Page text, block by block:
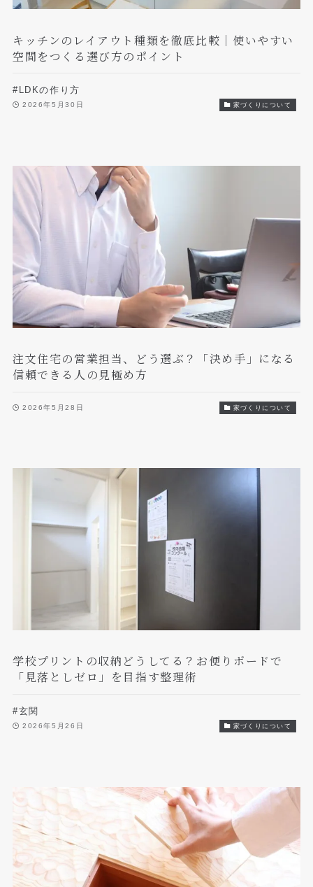
キッチンのレイアウト種類を徹底比較｜使いやすい
空間をつくる選び方のポイント
#LDKの作り方
2026年5月30日 家づくりについて
注文住宅の営業担当、どう選ぶ？「決め手」になる
信頼できる人の見極め方
2026年5月28日 家づくりについて
学校プリントの収納どうしてる？お便りボードで
「見落としゼロ」を目指す整理術
#玄関
2026年5月26日 家づくりについて